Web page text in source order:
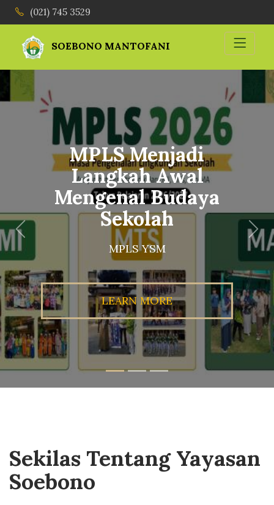
(021) 745 3529
SOEBONO MANTOFANI
MASIH MENERIMA
PENDAFTARAN
MURID BARU 2026
- 2027
Seleksi Penerimaan Murid Baru
(SPMB) 2026/2027
LEARN MORE
Previous
Sekilas Tentang Yayasan
Soebono